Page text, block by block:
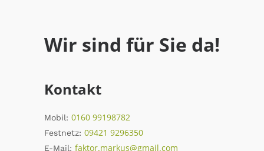
Wir sind für Sie da!
Kontakt
Mobil: 0160 99198782
Festnetz: 09421 9296350
E-Mail: faktor.markus@gmail.com